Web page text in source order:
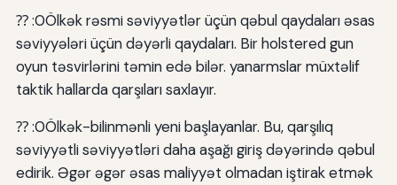
⁇ :0Ölkək rəsmi səviyyətlər üçün qəbul qaydaları əsas
səviyyələri üçün dəyərli qaydaları. Bir holstered gun
oyun təsvirlərini təmin edə bilər. yanarmslar müxtəlif
taktik hallarda qarşıları saxlayır.
⁇ :0Ölkək-bilinmənli yeni başlayanlar. Bu, qarşılıq
səviyyətli səviyyətləri daha aşağı giriş dəyərində qəbul
edirik. Əgər əgər əsas maliyyət olmadan iştirak etmək